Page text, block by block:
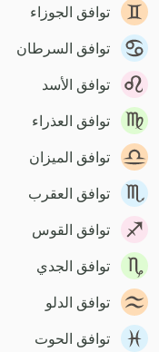
توافق الجوزاء
توافق السرطان
توافق الأسد
توافق العذراء
توافق الميزان
توافق العقرب
توافق القوس
توافق الجدي
توافق الدلو
توافق الحوت